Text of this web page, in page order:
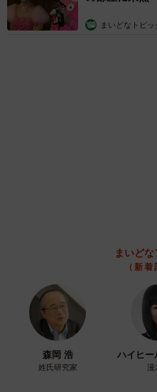
2026.08.07
退職金を運用
金額の多さ」
まいどなニュー
2026.08.07
「火事以来10
家ぺー 内装